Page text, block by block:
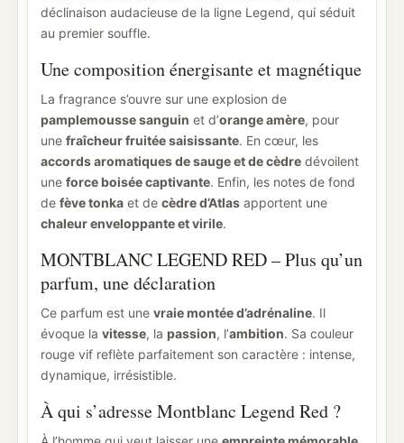
déclinaison audacieuse de la ligne Legend, qui séduit
au premier souffle.
Une composition énergisante et magnétique
La fragrance s’ouvre sur une explosion de
pamplemousse sanguin et d’orange amère, pour
une fraîcheur fruitée saisissante. En cœur, les
accords aromatiques de sauge et de cèdre dévoilent
une force boisée captivante. Enfin, les notes de fond
de fève tonka et de cèdre d’Atlas apportent une
chaleur enveloppante et virile.
MONTBLANC LEGEND RED – Plus qu’un
parfum, une déclaration
Ce parfum est une vraie montée d’adrénaline. Il
évoque la vitesse, la passion, l’ambition. Sa couleur
rouge vif reflète parfaitement son caractère : intense,
dynamique, irrésistible.
À qui s’adresse Montblanc Legend Red ?